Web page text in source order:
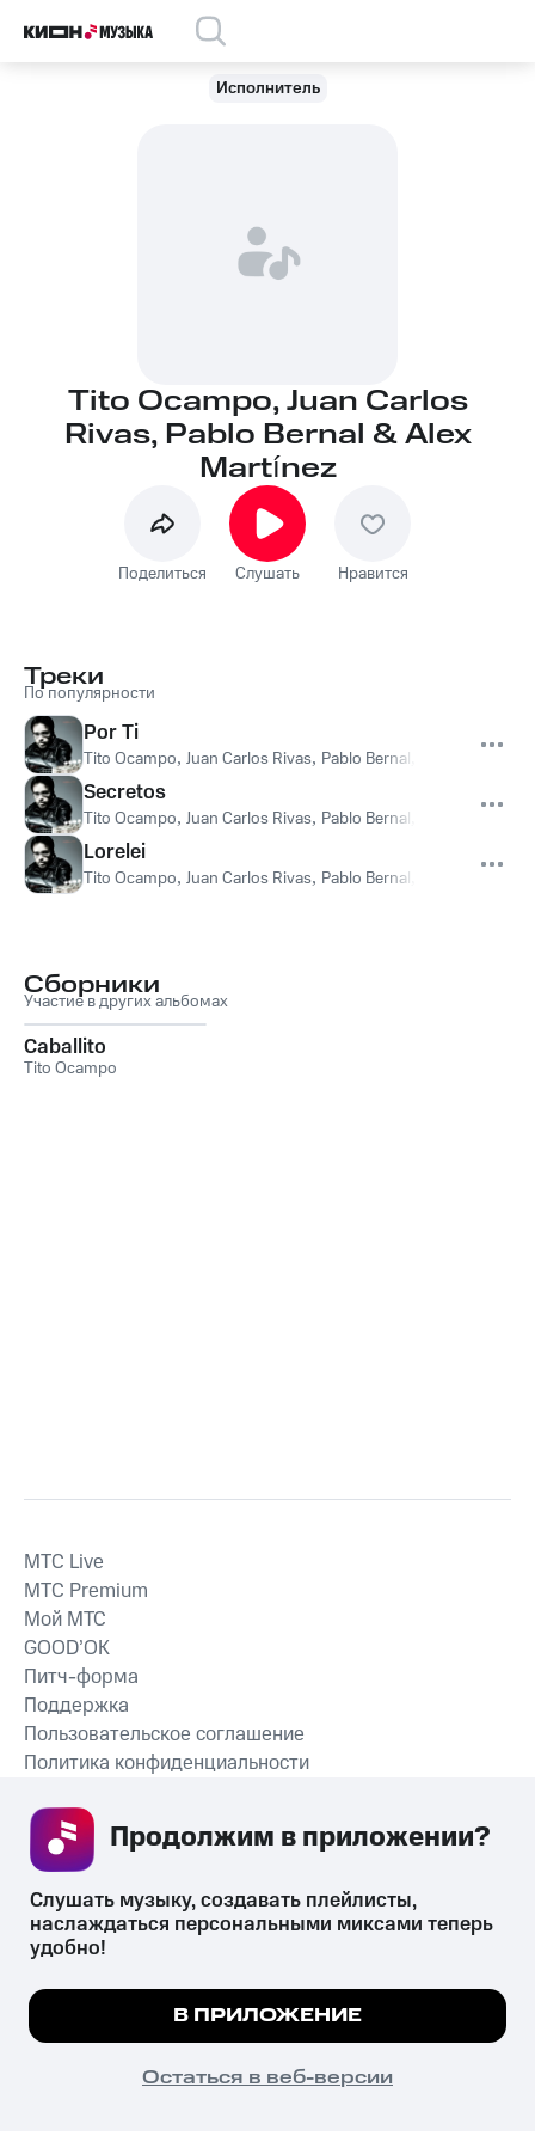
Исполнитель
Tito Ocampo, Juan Carlos
Rivas, Pablo Bernal & Alex
Martínez
Поделиться Слушать Нравится
Треки
По популярности
Por Ti
Tito Ocampo, Juan Carlos Rivas, Pablo Bernal
Secretos
Tito Ocampo, Juan Carlos Rivas, Pablo Bernal
Lorelei
Tito Ocampo, Juan Carlos Rivas, Pablo Bernal
Сборники
Участие в других альбомах
Caballito
Tito Ocampo
СКАЧАТЬ ПРИЛОЖЕНИЕ
MTС Live
MTС Premium
Мой МТС
GOOD’OK
Питч-форма
Поддержка
Пользовательское соглашение
Политика конфиденциальности
психотропных веществ, их аналогов причиняет вред здоровью,
их незаконный оборот запрещён и влечёт установленную
законодательством ответственность.
© 2026 ООО «КИОН».
Все права защищены
Мы используем куки, чтобы на сайте все
Подробнее
ПОНЯТНО
Слушать музыку, создавать плейлисты,
наслаждаться персональными миксами теперь
удобно!
В ПРИЛОЖЕНИЕ
Остаться в веб-версии